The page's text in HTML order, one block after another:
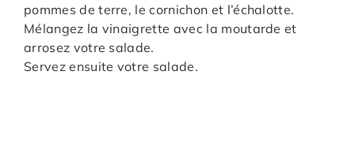
pommes de terre, le cornichon et l’échalotte.
Mélangez la vinaigrette avec la moutarde et
arrosez votre salade.
Servez ensuite votre salade.